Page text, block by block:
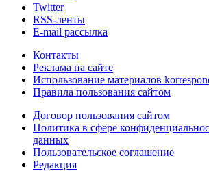
Twitter
RSS-ленты
E-mail рассылка
Контакты
Реклама на сайте
Использование материалов
Правила пользования сайтом
Договор пользования сайтом
Политика в сфере
данных
Пользовательское соглашение
Редакция